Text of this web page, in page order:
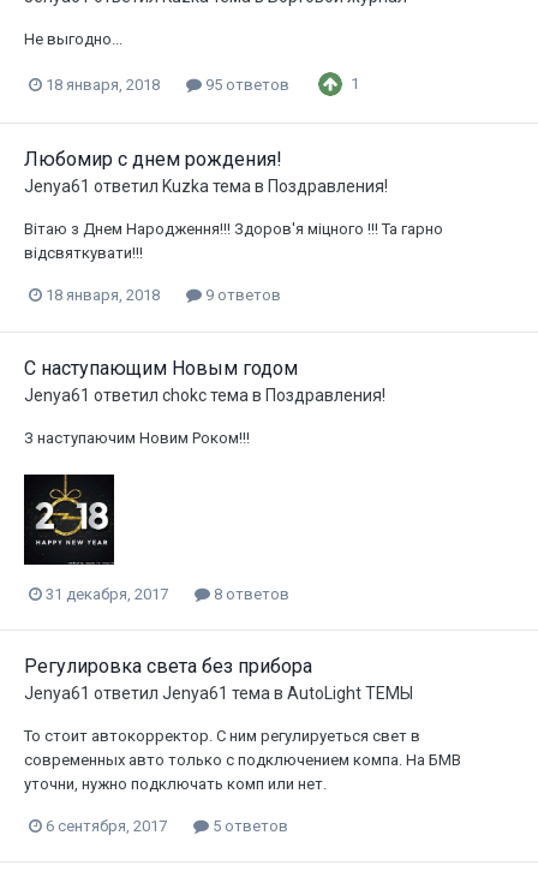
Не выгодно...
18 января, 2018 95 ответов 1
Любомир с днем рождения!
Jenya61 ответил Kuzkaтема в Поздравления!
Вітаю з Днем Народження!!! Здоров'я міцного !!! Та гарно
відсвяткувати!!!
18 января, 2018 9 ответов
С наступающим Новым годом
Jenya61 ответил chokcтема в Поздравления!
З наступаючим Новим Роком!!!
31 декабря, 2017 8 ответов
Регулировка света без прибора
Jenya61 ответил Jenya61 тема в AutoLight ТЕМЫ
То стоит автокорректор. С ним регулируеться свет в
современных авто только с подключением компа. На БМВ
уточни, нужно подключать комп или нет.
6 сентября, 2017 5 ответов